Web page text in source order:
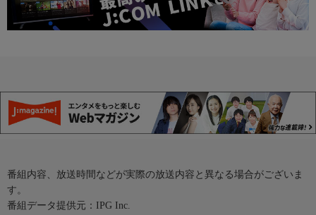
番組内容、放送時間などが実際の放送内容と異なる場合がございま
す。
番組データ提供元：IPG Inc.